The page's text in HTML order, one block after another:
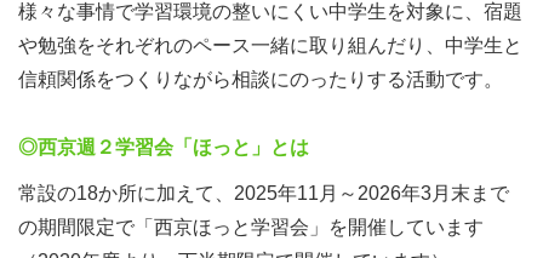
様々な事情で学習環境の整いにくい中学生を対象に、宿題
や勉強をそれぞれのペース一緒に取り組んだり、中学生と
信頼関係をつくりながら相談にのったりする活動です。
◎西京週２学習会「ほっと」とは
常設の18か所に加えて、2025年11月～2026年3月末まで
の期間限定で「西京ほっと学習会」を開催しています